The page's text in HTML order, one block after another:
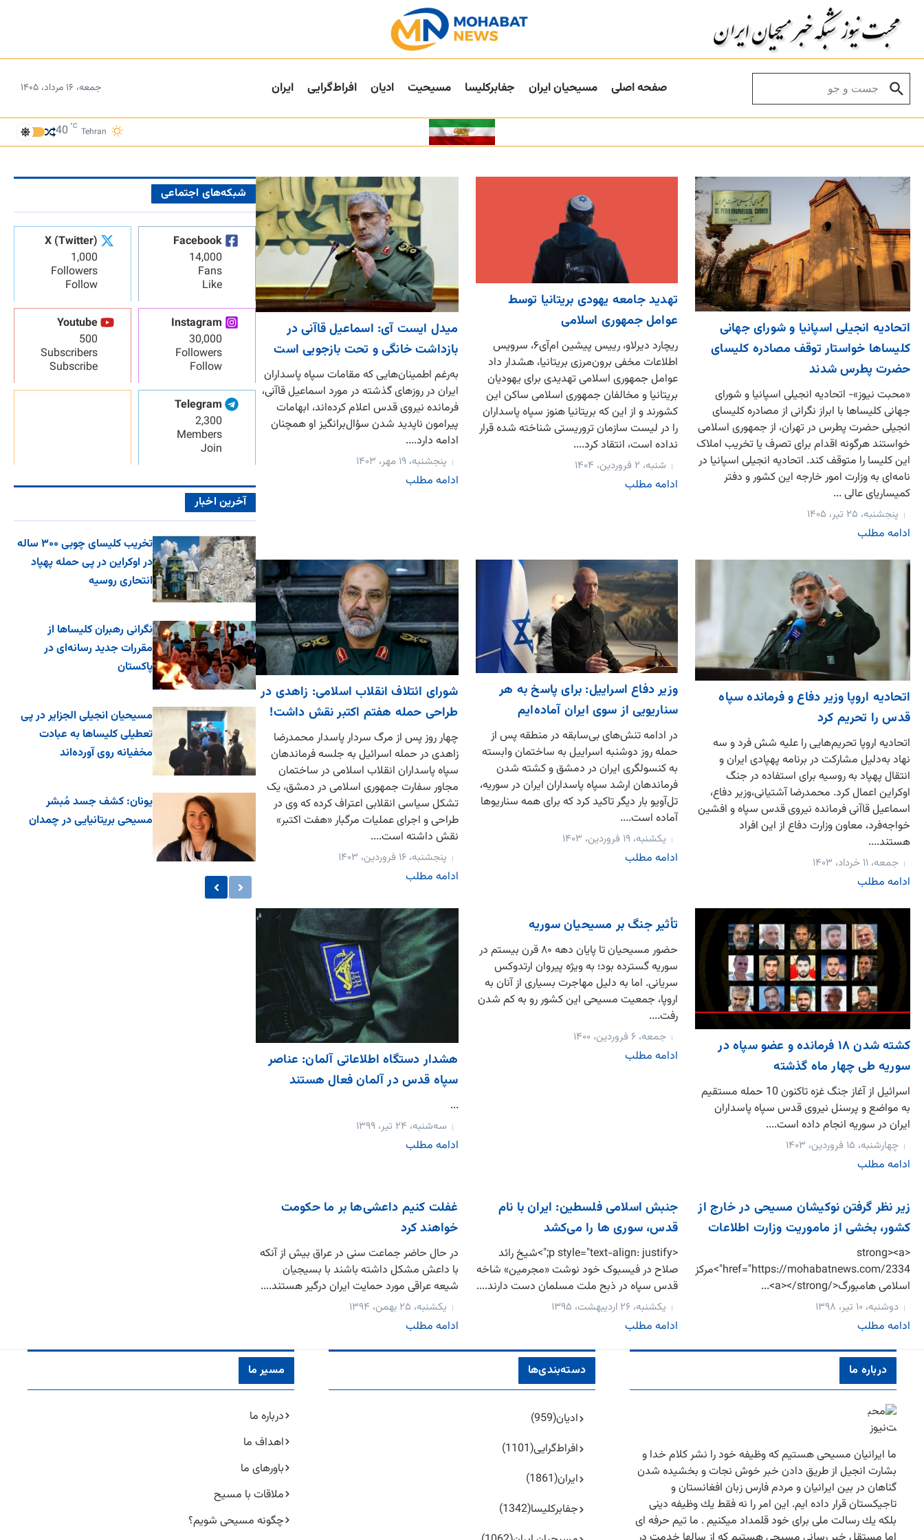
صفحه اصلی مسیحیان ایران جفا‌بر‌کلیسا مسیحیت ادیان افراط‌گرایی ایران جمعه، ۱۶ مرداد، ۱۴۰۵
Tehran
40 °C
اتحادیه انجیلی اسپانیا و شورای جهانی
کلیساها خواستار توقف مصادره کلیسای
حضرت پطرس شدند
«محبت نیوز»- اتحادیه انجیلی اسپانیا و شورای
جهانی کلیساها با ابراز نگرانی از مصادره کلیسای
انجیلی حضرت پطرس در تهران، از جمهوری اسلامی
خواستند هرگونه اقدام برای تصرف یا تخریب املاک
این کلیسا را متوقف کند. اتحادیه انجیلی اسپانیا در
نامه‌ای به وزارت امور خارجه این کشور و دفتر
کمیساریای عالی ...
پنجشنبه، ۲۵ تیر، ۱۴۰۵
ادامه مطلب
تهدید جامعه یهودی بریتانیا توسط
عوامل جمهوری اسلامی
ریچارد دیرلاو، رییس پیشین ام‌آی۶، سرویس
اطلاعات مخفی برون‌مرزی بریتانیا، هشدار داد
عوامل جمهوری اسلامی تهدیدی برای یهودیان
بریتانیا و مخالفان جمهوری اسلامی ساکن این
کشورند و از این که بریتانیا هنوز سپاه پاسداران
را در لیست سازمان تروریستی شناخته شده قرار
نداده است، انتقاد کرد....
شنبه، ۲ فروردین، ۱۴۰۴
ادامه مطلب
میدل ایست آی: اسماعیل قا‌آنی در
بازداشت خانگی و تحت بازجویی است
به‌رغم اطمینان‌هایی که مقامات سپاه پاسداران
ایران در روزهای گذشته در مورد اسماعیل قاآنی،
فرمانده نیروی قدس اعلام کرده‌اند، ابهامات
پیرامون ناپدید شدن سؤال‌برانگیز او همچنان
ادامه دارد....
پنجشنبه، ۱۹ مهر، ۱۴۰۳
ادامه مطلب
اتحادیه اروپا وزیر دفاع و فرمانده سپاه
قدس را تحریم کرد
اتحادیه اروپا تحریم‌هایی را علیه شش فرد و سه
نهاد به‌دلیل مشارکت در برنامه پهپادی ایران و
انتقال پهپاد به روسیه برای استفاده در جنگ
اوکراین اعمال کرد. محمدرضا آشتیانی،وزیر دفاع،
اسماعیل قاآنی فرمانده نیروی قدس سپاه و افشین
خواجه‌فرد، معاون وزارت دفاع از این افراد
هستند....
جمعه، ۱۱ خرداد، ۱۴۰۳
ادامه مطلب
وزیر دفاع اسراییل: برای پاسخ به هر
سناریویی از سوی ایران آماده‌ایم
در ادامه تنش‌های بی‌سابقه در منطقه پس از
حمله روز دوشنبه اسراییل به ساختمان وابسته
به کنسولگری ایران در دمشق و کشته شدن
فرماندهان ارشد سپاه پاسداران ایران در سوریه،
تل‌آویو بار دیگر تاکید کرد که برای همه سناریوها
آماده است....
یکشنبه، ۱۹ فروردین، ۱۴۰۳
ادامه مطلب
شورای ائتلاف انقلاب اسلامی: زاهدی در
طراحی حمله هفتم اکتبر نقش داشت!
چهار روز پس از مرگ سردار پاسدار محمدرضا
زاهدی در حمله اسرائیل به جلسه فرماندهان
سپاه پاسداران انقلاب اسلامی در ساختمان
مجاور سفارت جمهوری اسلامی در دمشق، یک
تشکل سیاسی انقلابی اعتراف کرده که وی در
طراحی و اجرای عملیات مرگبار «هفت اکتبر»
نقش داشته است....
پنجشنبه، ۱۶ فروردین، ۱۴۰۳
ادامه مطلب
کشته شدن ۱۸ فرمانده و عضو سپاه در
سوریه طی چهار ماه گذشته
اسرائیل از آغاز جنگ غزه تاکنون 10 حمله مستقیم
به مواضع و پرسنل نیروی قدس سپاه پاسداران
ایران در سوریه انجام داده است....
چهارشنبه، ۱۵ فروردین، ۱۴۰۳
ادامه مطلب
تأثیر جنگ بر مسیحیان سوریه
حضور مسیحیان تا پایان دهه ۸۰ قرن بیستم در
سوریه گسترده بود؛ به ویژه پیروان ارتدوکس
سریانی. اما به دلیل مهاجرت بسیاری از آنان به
اروپا، جمعیت مسیحی این کشور رو به کم شدن
رفت....
جمعه، ۶ فروردین، ۱۴۰۰
ادامه مطلب
هشدار دستگاه اطلاعاتی آلمان: عناصر
سپاه قدس در آلمان فعال هستند
...
سه‌شنبه، ۲۴ تیر، ۱۳۹۹
ادامه مطلب
زیر نظر گرفتن نوکیشان مسیحی در خارج از
کشور، بخشی از ماموریت وزارت اطلاعات
<strong><a
href="https://mohabatnews.com/2334">مرکز
اسلامی هامبورگ</a></strong>...
دوشنبه، ۱۰ تیر، ۱۳۹۸
ادامه مطلب
جنبش اسلامی فلسطین: ایران با نام
قدس، سوری ها را می‌کشد
<p style="text-align: justify;">شیخ رائد
صلاح در فیسبوک خود نوشت «مجرمین» شاخه
قدس سپاه در ذبح ملت مسلمان دست دارند....
یکشنبه، ۲۶ اردیبهشت، ۱۳۹۵
ادامه مطلب
غفلت کنیم داعشی‌ها بر ما حکومت
خواهند کرد
در حال حاضر جماعت سنی در عراق بیش از آنکه
با داعش مشکل داشته باشند با بسیجیان
شیعه عراقی مورد حمایت ایران درگیر هستند....
یکشنبه، ۲۵ بهمن، ۱۳۹۴
ادامه مطلب
شبکه‌های اجتماعی
Facebook
14,000
Fans
Like
X (Twitter)
1,000
Followers
Follow
Instagram
30,000
Followers
Follow
Youtube
500
Subscribers
Subscribe
Telegram
2,300
Members
Join
آخرین اخبار
تخریب کلیسای چوبی ۳۰۰ ساله
در اوکراین در پی حمله پهپاد
انتحاری روسیه
نگرانی رهبران کلیساها از
مقررات جدید رسانه‌ای در
پاکستان
مسیحیان انجیلی الجزایر در پی
تعطیلی کلیساها به عبادت
مخفیانه روی آورده‌اند
یونان: کشف جسد مُبشر
مسیحی بریتانیایی در چمدان
درباره ما
ما ایرانیان مسیحی هستیم كه وظیفه خود را نشر كلام خدا و
بشارت انجیل از طریق دادن خبر خوش نجات و بخشیده شدن
گناهان در بین ایرانیان و مردم فارس زبان افغانستان و
تاجیكستان قرار داده ایم. این امر را نه فقط یك وظیفه دینی
بلكه یك رسالت ملی برای خود قلمداد میكنیم . ما تیم حرفه ای
دسته‌بندی‌ها
ادیان(959)
افراط‌گرایی(1101)
ایران(1861)
جفا‌بر‌کلیسا(1342)
مسیر ما
درباره ما
اهداف ما
باورهای ما
ملاقات با مسیح
چگونه مسیحی شویم؟